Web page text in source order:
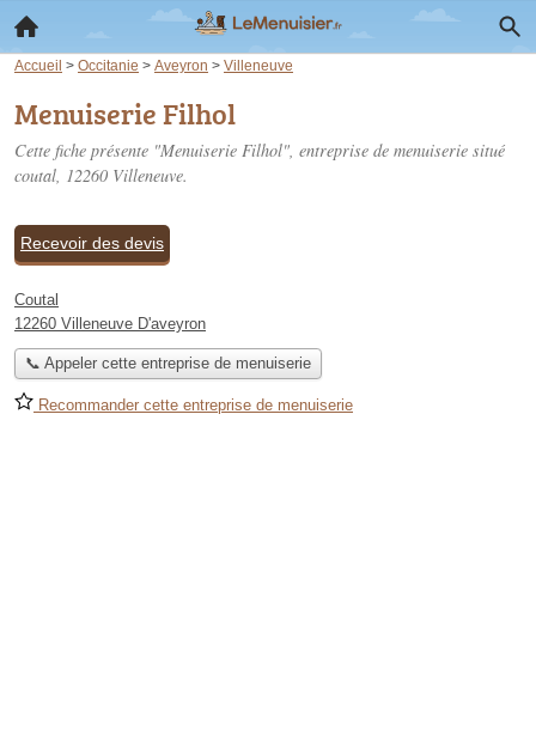
Accueil > Occitanie > Aveyron > Villeneuve
Menuiserie Filhol
Cette fiche présente "Menuiserie Filhol", entreprise de menuiserie situé
coutal, 12260 Villeneuve.
Recevoir des devis
Coutal
12260 Villeneuve D'aveyron
📞 Appeler cette entreprise de menuiserie
Recommander cette entreprise de menuiserie